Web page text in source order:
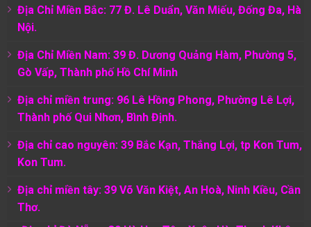
Địa Chỉ Miền Bắc: 77 Đ. Lê Duẩn, Văn Miếu, Đống Đa, Hà
Nội.
Địa Chỉ Miền Nam: 39 Đ. Dương Quảng Hàm, Phường 5,
Gò Vấp, Thành phố Hồ Chí Minh
Địa chỉ miền trung: 96 Lê Hồng Phong, Phường Lê Lợi,
Thành phố Qui Nhơn, Bình Định.
Địa chỉ cao nguyên: 39 Bắc Kạn, Thắng Lợi, tp Kon Tum,
Kon Tum.
Địa chỉ miền tây: 39 Võ Văn Kiệt, An Hoà, Ninh Kiều, Cần
Thơ.